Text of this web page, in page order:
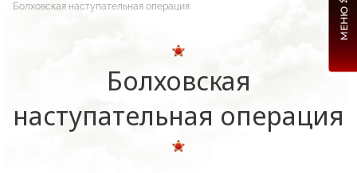
Болховская наступательная операция
Болховская
наступательная операция
МЕНЮ